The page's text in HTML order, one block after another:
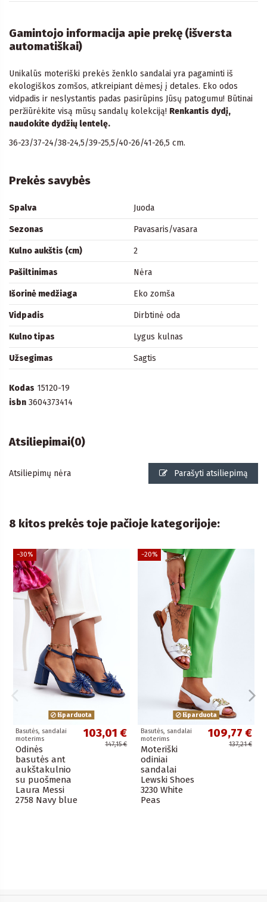
Gamintojo informacija apie prekę (išversta
automatiškai)
Unikalūs moteriški prekės ženklo sandalai yra pagaminti iš
ekologiškos zomšos, atkreipiant dėmesį į detales. Eko odos
vidpadis ir neslystantis padas pasirūpins Jūsų patogumu! Būtinai
peržiūrėkite visą mūsų sandalų kolekciją! Renkantis dydį,
naudokite dydžių lentelę.
36-23/37-24/38-24,5/39-25,5/40-26/41-26,5 cm.
Prekės savybės
Spalva Juoda
Sezonas Pavasaris/vasara
Kulno aukštis (cm) 2
Pašiltinimas Nėra
Išorinė medžiaga Eko zomša
Vidpadis Dirbtinė oda
Kulno tipas Lygus kulnas
Užsegimas Sagtis
Kodas 15120-19
isbn 3604373414
Atsiliepimai(0)
Atsiliepimų nėra Parašyti atsiliepimą
8 kitos prekės toje pačioje kategorijoje:
−30%
Išparduota
Basutės, sandalai
moterims
Odinės
basutės ant
aukštakulnio
su puošmena
Laura Messi
2758 Navy blue
103,01 €
147,15 €
−20%
Išparduota
Basutės, sandalai
moterims
Moteriški
odiniai
sandalai
Lewski Shoes
3230 White
Peas
109,77 €
137,21 €